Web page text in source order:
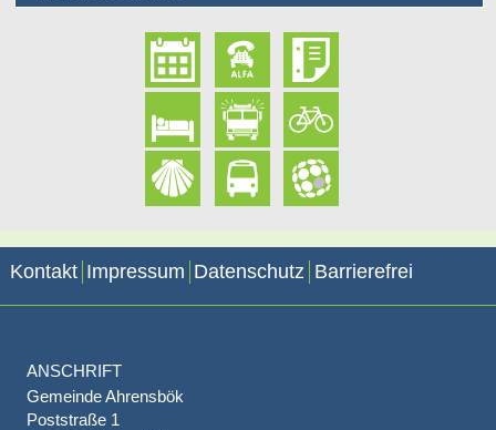
Kontakt Impressum Datenschutz Barrierefrei
ANSCHRIFT
Gemeinde Ahrensbök
Poststraße 1